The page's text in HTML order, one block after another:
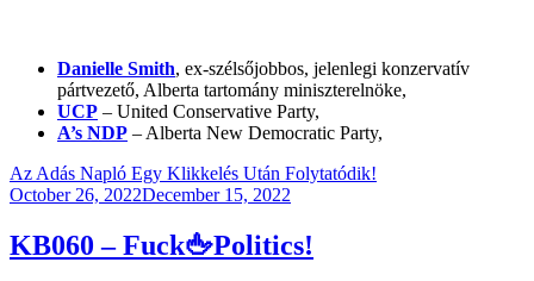
Danielle Smith, ex-szélsőjobbos, jelenlegi konzervatív
pártvezető, Alberta tartomány miniszterelnöke,
UCP – United Conservative Party,
A’s NDP – Alberta New Democratic Party,
Az Adás Napló Egy Klikkelés Után Folytatódik!
Posted
October 26, 2022December 15, 2022
KB060 – Fuck🖕Politics!